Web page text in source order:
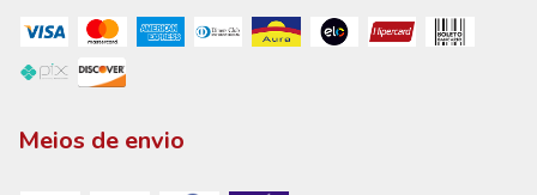
Meios de envio